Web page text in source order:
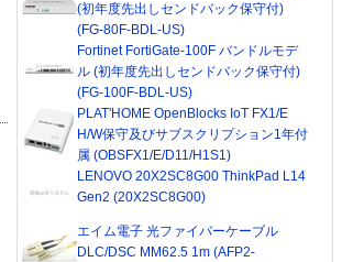
(初年度先出しセンドバック保守付)
(FG-80F-BDL-US)
Fortinet FortiGate-100F バンドルモデ
ル (初年度先出しセンドバック保守付)
(FG-100F-BDL-US)
PLAT'HOME OpenBlocks IoT FX1/E
H/W保守及びサブスクリプション1年付
属 (OBSFX1/E/D11/H1S1)
LENOVO 20X2SC8G00 ThinkPad L14
Gen2 (20X2SC8G00)
エイム電子 光ファイバーケーブル
DLC/DSC MM62.5 1m (AFP2-